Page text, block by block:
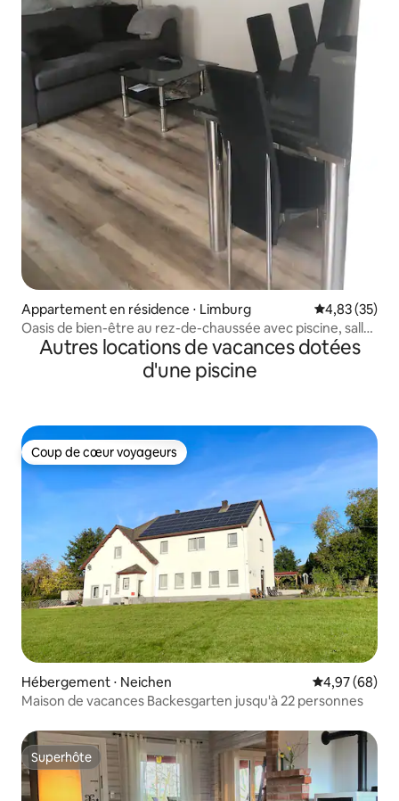
Appartement en résidence ⋅ Limburg Évaluation
4,83 (35)
Oasis de bien-être au rez-de-chaussée avec piscine, salle
de fitness, sauna
Autres locations de vacances dotées
d'une piscine
Coup de cœur voyageurs
Coup de cœur voyageurs
Hébergement ⋅ Neichen Évaluation
4,97 (68)
Maison de vacances Backesgarten jusqu'à 22 personnes
Superhôte
Superhôte